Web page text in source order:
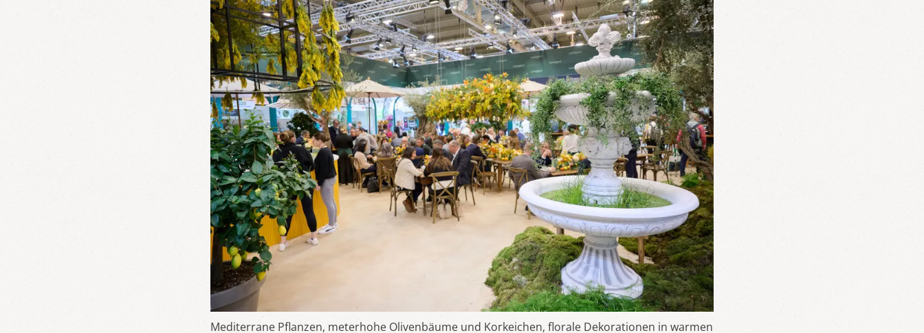
Mediterrane Pflanzen, meterhohe Olivenbäume und Korkeichen, florale Dekorationen in warmen